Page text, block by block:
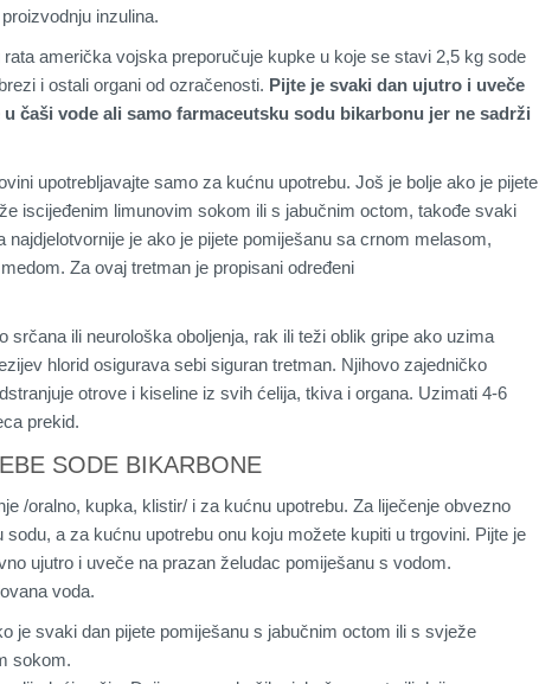
inzulina.
američka vojska preporučuje kupke u koje se stavi 2,5 kg sode
i ostali organi od ozračenosti. Pijte je svaki dan ujutro i uveče
čaši vode ali samo farmaceutsku sodu bikarbonu jer ne sadrži
upotrebljavajte samo za kućnu upotrebu. Još je bolje ako je pijete
iscijeđenim limunovim sokom ili s jabučnim octom, takođe svaki
najdjelotvornije je ako je pijete pomiješanu sa crnom melasom,
Za ovaj tretman je propisani određeni
srčana ili neurološka oboljenja, rak ili teži oblik gripe ako uzima
hlorid osigurava sebi siguran tretman. Njihovo zajedničko
otrove i kiseline iz svih ćelija, tkiva i organa. Uzimati 4-6
prekid.
SODE BIKARBONE
/oralno, kupka, klistir/ i za kućnu upotrebu. Za liječenje obvezno
a za kućnu upotrebu onu koju možete kupiti u trgovini. Pijte je
ujutro i uveče na prazan želudac pomiješanu s vodom.
voda.
je svaki dan pijete pomiješanu s jabučnim octom ili s svježe
sokom.